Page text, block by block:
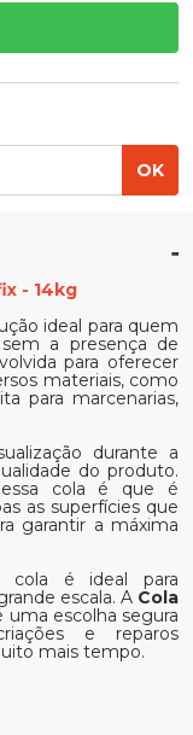
OK
- 14kg
ideal para quem
a presença de
para oferecer
materiais, como
para marcenarias,
durante a
do produto.
cola é que é
as superfícies que
garantir a máxima
cola é ideal para
escala. A Cola
uma escolha segura
e reparos
mais tempo.